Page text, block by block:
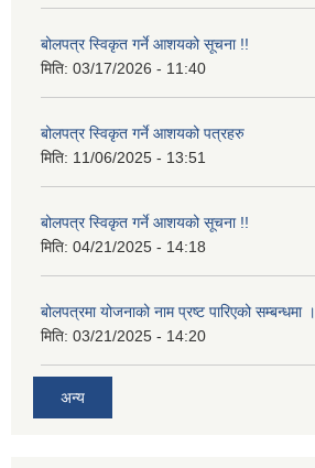
बोलपत्र स्विकृत गर्ने आशयको सूचना !!
मिति: 03/17/2026 - 11:40
बोलपत्र स्विकृत गर्ने आशयको पत्रहरु
मिति: 11/06/2025 - 13:51
बोलपत्र स्विकृत गर्ने आशयको सूचना !!
मिति: 04/21/2025 - 14:18
बोलपत्रमा योजनाको नाम प्रष्ट पारिएको सम्बन्धमा ।
मिति: 03/21/2025 - 14:20
अन्य